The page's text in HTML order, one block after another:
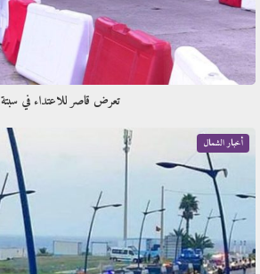
تعرض قاصر للاعتداء في سبتة
أخبار الشمال